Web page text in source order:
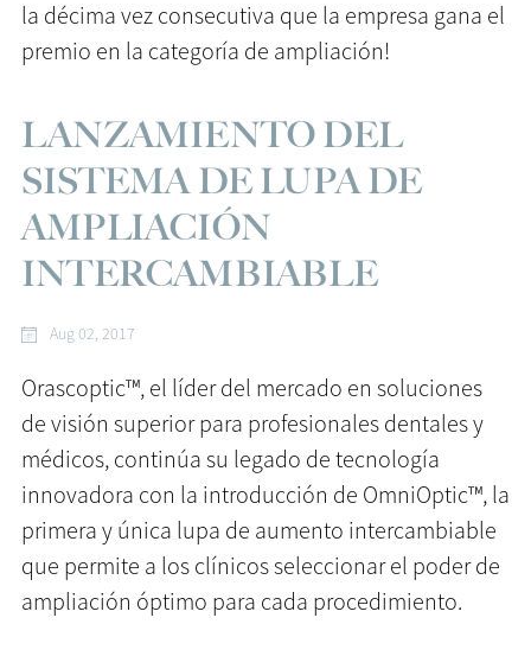
la décima vez consecutiva que la empresa gana el
premio en la categoría de ampliación!
LANZAMIENTO DEL
SISTEMA DE LUPA DE
AMPLIACIÓN
INTERCAMBIABLE
Aug 02, 2017
Orascoptic™, el líder del mercado en soluciones
de visión superior para profesionales dentales y
médicos, continúa su legado de tecnología
innovadora con la introducción de OmniOptic™, la
primera y única lupa de aumento intercambiable
que permite a los clínicos seleccionar el poder de
ampliación óptimo para cada procedimiento.